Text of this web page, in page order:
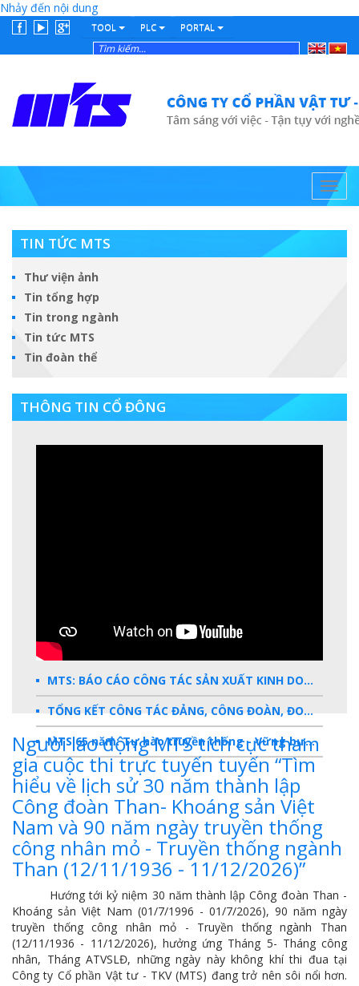
Nhảy đến nội dung
PORTAL
PLC
TOOL
English Tiếng
Việt
TIN TỨC MTS
Thư viện ảnh
Tin tổng hợp
Tin trong ngành
Tin tức MTS
Tin đoàn thể
THÔNG TIN CỔ ĐÔNG
MTS: BÁO CÁO CÔNG TÁC SẢN XUẤT KINH DOANH 2025
TỔNG KẾT CÔNG TÁC ĐẢNG, CÔNG ĐOÀN, ĐOÀN THANH NIÊN 2025
MTS 65 năm: Tự hào truyền thống - Vững bước Tương lai
Dấu ấn MTS 2024
TKV- Niềm tự hào của ngành năng lượng Việt Nam
Báo cáo tổng kết hoạt động SXKD năm 2023
10 sự kiện tiêu biểu năm 2023
MTS -10 sự kiện nổi bật năm 2022
Bản tin số 358- Vinacomin news
COMINLUB - TỰ HÀO CHẶNG ĐƯỜNG 25 NĂM
Người lao động MTS tích cực tham
gia cuộc thi trực tuyến tuyến “Tìm
hiểu về lịch sử 30 năm thành lập
Công đoàn Than- Khoáng sản Việt
Nam và 90 năm ngày truyền thống
công nhân mỏ - Truyền thống ngành
Than (12/11/1936 - 11/12/2026)”
Hướng tới kỷ niệm 30 năm thành lập Công đoàn Than -
Khoáng sản Việt Nam (01/7/1996 - 01/7/2026), 90 năm ngày
truyền thống công nhân mỏ - Truyền thống ngành Than
(12/11/1936 - 11/12/2026), hưởng ứng Tháng 5- Tháng công
nhân, Tháng ATVSLĐ, những ngày này không khí thi đua tại
Công ty Cổ phần Vật tư - TKV (MTS) đang trở nên sôi nổi hơn.